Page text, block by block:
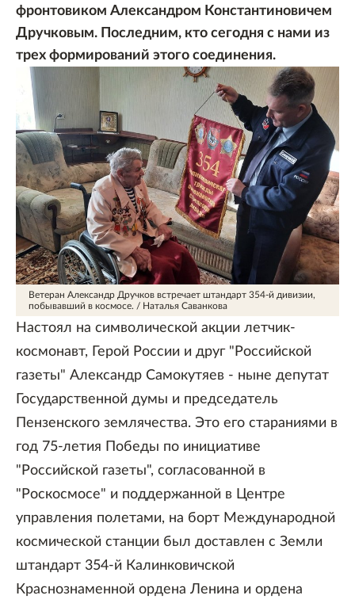
фронтовиком Александром Константиновичем
Дручковым. Последним, кто сегодня с нами из
трех формирований этого соединения.
Ветеран Александр Дручков встречает штандарт 354-й дивизии,
побывавший в космосе. / Наталья Саванкова
Настоял на символической акции летчик-
космонавт, Герой России и друг "Российской
газеты" Александр Самокутяев - ныне депутат
Государственной думы и председатель
Пензенского землячества. Это его стараниями в
год 75-летия Победы по инициативе
"Российской газеты", согласованной в
"Роскосмосе" и поддержанной в Центре
управления полетами, на борт Международной
космической станции был доставлен с Земли
штандарт 354-й Калинковичской
Краснознаменной ордена Ленина и ордена